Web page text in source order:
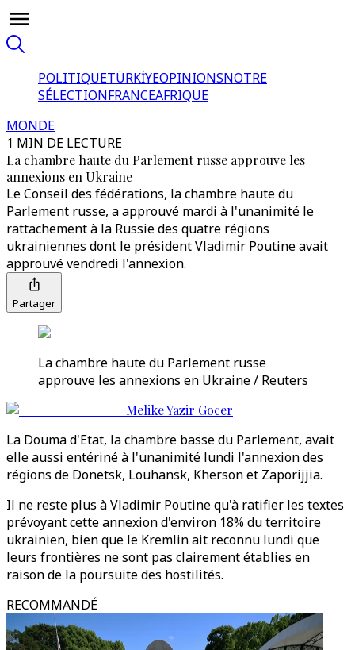
POLITIQUETÜRKİYEOPINIONSNOTRE
SÉLECTIONFRANCEAFRIQUE
MONDE
1 MIN DE LECTURE
La chambre haute du Parlement russe approuve les
annexions en Ukraine
Le Conseil des fédérations, la chambre haute du
Parlement russe, a approuvé mardi à l'unanimité le
rattachement à la Russie des quatre régions
ukrainiennes dont le président Vladimir Poutine avait
approuvé vendredi l'annexion.
Partager
La chambre haute du Parlement russe
approuve les annexions en Ukraine / Reuters
Melike Yazir Gocer
La Douma d'Etat, la chambre basse du Parlement, avait
elle aussi entériné à l'unanimité lundi l'annexion des
régions de Donetsk, Louhansk, Kherson et Zaporijjia.
Il ne reste plus à Vladimir Poutine qu'à ratifier les textes
prévoyant cette annexion d'environ 18% du territoire
ukrainien, bien que le Kremlin ait reconnu lundi que
leurs frontières ne sont pas clairement établies en
raison de la poursuite des hostilités.
RECOMMANDÉ